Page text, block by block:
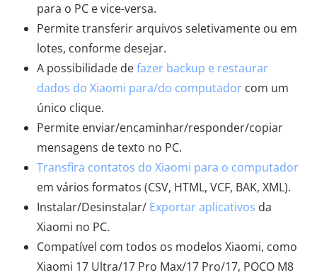
para o PC e vice-versa.
Permite transferir arquivos seletivamente ou em
lotes, conforme desejar.
A possibilidade defazer backup e restaurar
dados do Xiaomi para/do computador com um
único clique.
Permite enviar/encaminhar/responder/copiar
mensagens de texto no PC.
Transfira contatos do Xiaomi para o computador
em vários formatos (CSV, HTML, VCF, BAK, XML).
Instalar/Desinstalar/ Exportar aplicativos da
Xiaomi no PC.
Compatível com todos os modelos Xiaomi, como
Xiaomi 17 Ultra/17 Pro Max/17 Pro/17, POCO M8